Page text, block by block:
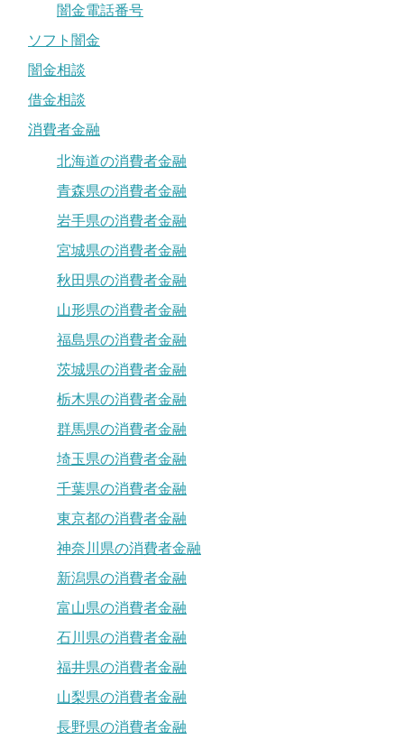
闇金電話番号
ソフト闇金
闇金相談
借金相談
消費者金融
北海道の消費者金融
青森県の消費者金融
岩手県の消費者金融
宮城県の消費者金融
秋田県の消費者金融
山形県の消費者金融
福島県の消費者金融
茨城県の消費者金融
栃木県の消費者金融
群馬県の消費者金融
埼玉県の消費者金融
千葉県の消費者金融
東京都の消費者金融
神奈川県の消費者金融
新潟県の消費者金融
富山県の消費者金融
石川県の消費者金融
福井県の消費者金融
山梨県の消費者金融
長野県の消費者金融